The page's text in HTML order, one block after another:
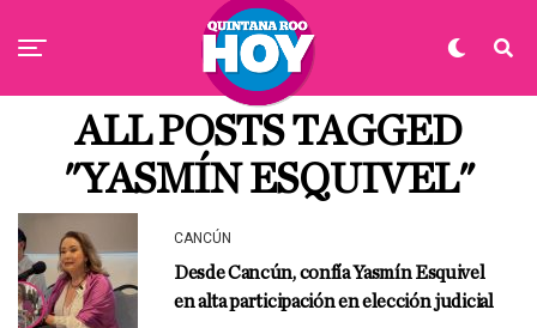
ALL POSTS TAGGED
"YASMÍN ESQUIVEL"
CANCÚN
Desde Cancún, confía Yasmín Esquivel
en alta participación en elección judicial